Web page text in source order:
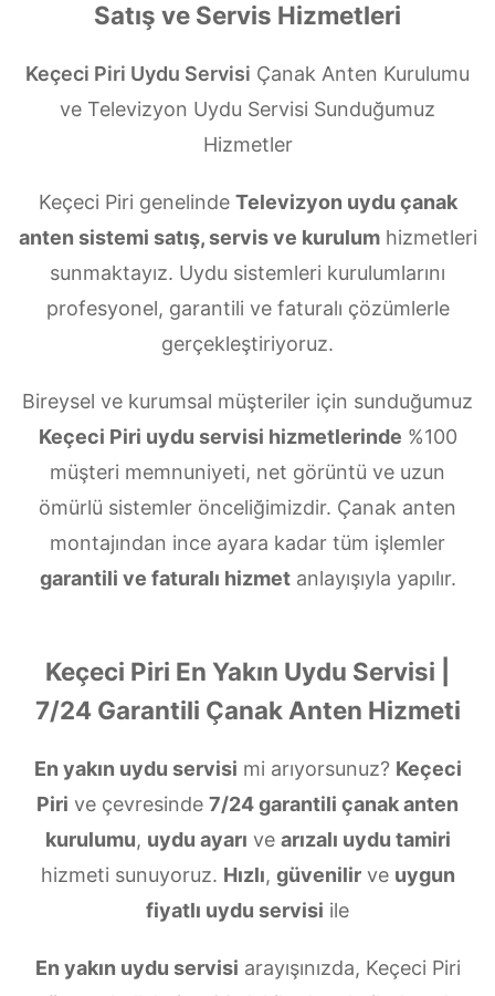
Satış ve Servis Hizmetleri
Keçeci Piri Uydu Servisi Çanak Anten Kurulumu
ve Televizyon Uydu Servisi Sunduğumuz
Hizmetler
Keçeci Piri genelinde Televizyon uydu çanak
anten sistemi satış, servis ve kurulumhizmetleri
sunmaktayız. Uydu sistemleri kurulumlarını
profesyonel, garantili ve faturalı çözümlerle
gerçekleştiriyoruz.
Bireysel ve kurumsal müşteriler için sunduğumuz
Keçeci Piri uydu servisi hizmetlerinde %100
müşteri memnuniyeti, net görüntü ve uzun
ömürlü sistemler önceliğimizdir. Çanak anten
montajından ince ayara kadar tüm işlemler
garantili ve faturalı hizmetanlayışıyla yapılır.
Keçeci Piri En Yakın Uydu Servisi |
7/24 Garantili Çanak Anten Hizmeti
En yakın uydu servisi mi arıyorsunuz? Keçeci
Piri ve çevresinde 7/24 garantili çanak anten
kurulumu, uydu ayarı ve arızalı uydu tamiri
hizmeti sunuyoruz. Hızlı, güvenilirve uygun
fiyatlı uydu servisi ile
En yakın uydu servisi arayışınızda, Keçeci Piri